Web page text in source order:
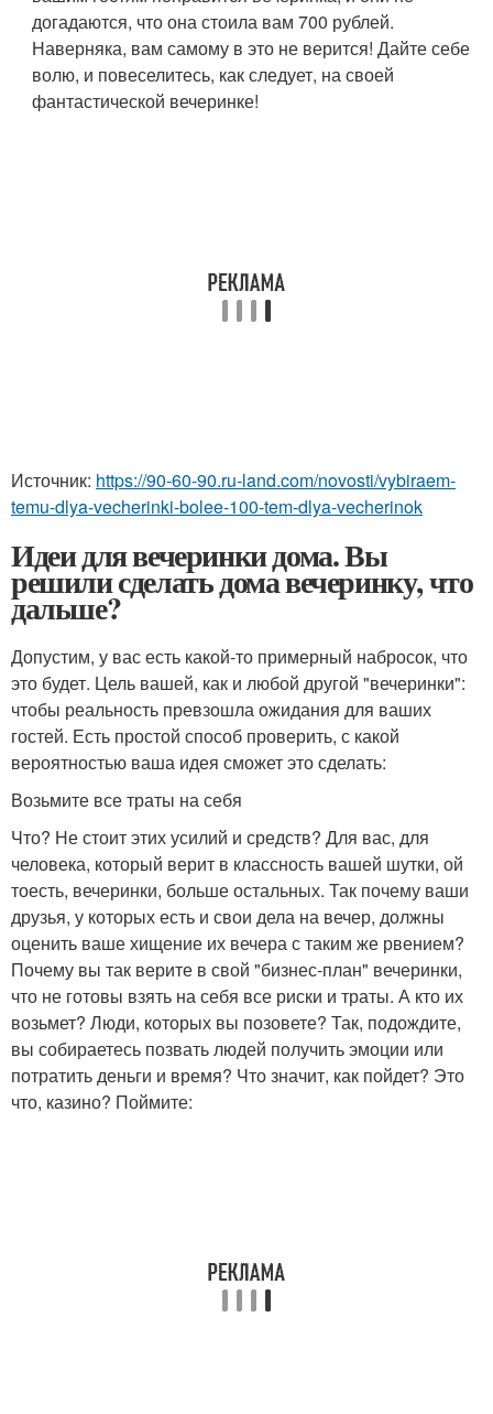
догадаются, что она стоила вам 700 рублей.
Наверняка, вам самому в это не верится! Дайте себе
волю, и повеселитесь, как следует, на своей
фантастической вечеринке!
Источник: https://90-60-90.ru-land.com/novosti/vybiraem-
temu-dlya-vecherinki-bolee-100-tem-dlya-vecherinok
Идеи для вечеринки дома. Вы
решили сделать дома вечеринку, что
дальше?
Допустим, у вас есть какой-то примерный набросок, что
это будет. Цель вашей, как и любой другой "вечеринки":
чтобы реальность превзошла ожидания для ваших
гостей. Есть простой способ проверить, с какой
вероятностью ваша идея сможет это сделать:
Возьмите все траты на себя
Что? Не стоит этих усилий и средств? Для вас, для
человека, который верит в классность вашей шутки, ой
тоесть, вечеринки, больше остальных. Так почему ваши
друзья, у которых есть и свои дела на вечер, должны
оценить ваше хищение их вечера с таким же рвением?
Почему вы так верите в свой "бизнес-план" вечеринки,
что не готовы взять на себя все риски и траты. А кто их
возьмет? Люди, которых вы позовете? Так, подождите,
вы собираетесь позвать людей получить эмоции или
потратить деньги и время? Что значит, как пойдет? Это
что, казино? Поймите: